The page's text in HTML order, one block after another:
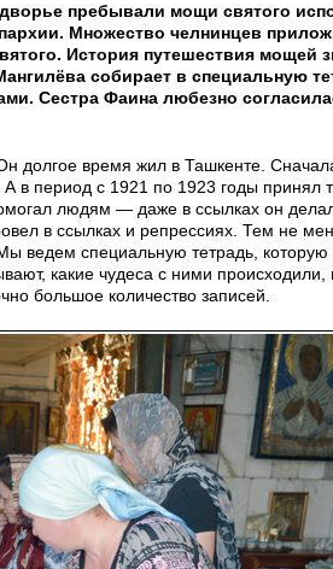
пребывали мощи святого
Множество челнинцев
История путешествия мощей
собирает в специальную
Сестра Фаина любезно
долгое время жил в Ташкенте.
в период с 1921 по 1923 годы принял
людям — даже в ссылках он
в ссылках и репрессиях. Тем не
ведем специальную тетрадь, которую
какие чудеса с ними происходили,
большое количество записей.